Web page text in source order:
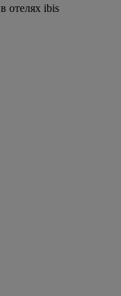
в отелях ibis